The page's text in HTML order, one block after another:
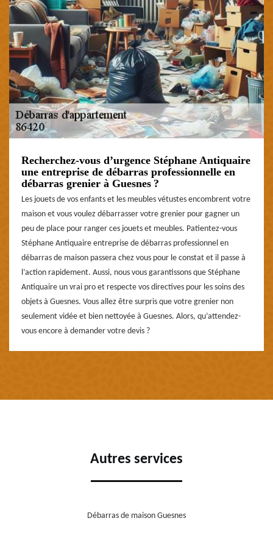
Recherchez-vous d’urgence Stéphane Antiquaire
une entreprise de débarras professionnelle en
débarras grenier à Guesnes ?
Les jouets de vos enfants et les meubles vétustes encombrent votre
maison et vous voulez débarrasser votre grenier pour gagner un
peu de place pour ranger ces jouets et meubles. Patientez-vous
Stéphane Antiquaire entreprise de débarras professionnel en
débarras de maison passera chez vous pour le constat et il passe à
l’action rapidement. Aussi, nous vous garantissons que Stéphane
Antiquaire un vrai pro et respecte vos directives pour les soins des
objets à Guesnes. Vous allez être surpris que votre grenier non
seulement vidée et bien nettoyée à Guesnes. Alors, qu’attendez-
vous encore à demander votre devis ?
Autres services
Débarras de maison Guesnes